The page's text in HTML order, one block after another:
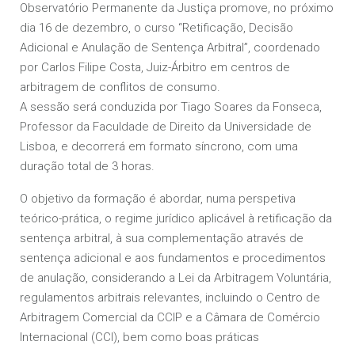
Observatório Permanente da Justiça promove, no próximo
dia 16 de dezembro, o curso “Retificação, Decisão
Adicional e Anulação de Sentença Arbitral”, coordenado
por Carlos Filipe Costa, Juiz-Árbitro em centros de
arbitragem de conflitos de consumo.
A sessão será conduzida por Tiago Soares da Fonseca,
Professor da Faculdade de Direito da Universidade de
Lisboa, e decorrerá em formato síncrono, com uma
duração total de 3 horas.
O objetivo da formação é abordar, numa perspetiva
teórico-prática, o regime jurídico aplicável à retificação da
sentença arbitral, à sua complementação através de
sentença adicional e aos fundamentos e procedimentos
de anulação, considerando a Lei da Arbitragem Voluntária,
regulamentos arbitrais relevantes, incluindo o Centro de
Arbitragem Comercial da CCIP e a Câmara de Comércio
Internacional (CCI), bem como boas práticas